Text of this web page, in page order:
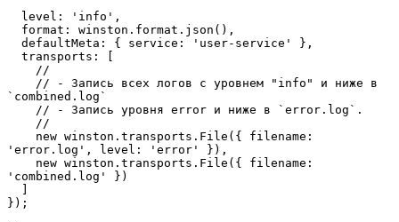
`combined.log`
'error.log', level: 'error' }),
'combined.log' })
});